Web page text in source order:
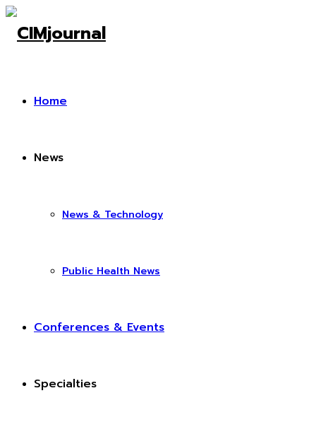
Home
News
News & Technology
Public Health News
Conferences & Events
Specialties